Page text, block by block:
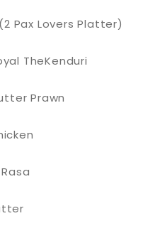
Pax Lovers Platter)
TheKenduri
Prawn